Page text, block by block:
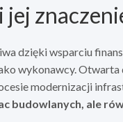
dzięki wsparciu
wykonawcy.
modernizacji
budowlanych, ale